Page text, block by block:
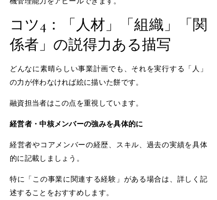
コツ4：「人材」「組織」「関
係者」の説得力ある描写
どんなに素晴らしい事業計画でも、それを実行する「人」
の力が伴わなければ絵に描いた餅です。
融資担当者はこの点を重視しています。
経営者・中核メンバーの強みを具体的に
経営者やコアメンバーの経歴、スキル、過去の実績を具体
的に記載しましょう。
特に「この事業に関連する経験」がある場合は、詳しく記
述することをおすすめします。